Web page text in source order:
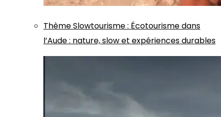
ThèmeSlowtourisme: Écotourisme dans
l’Aude : nature, slow et expériences durables